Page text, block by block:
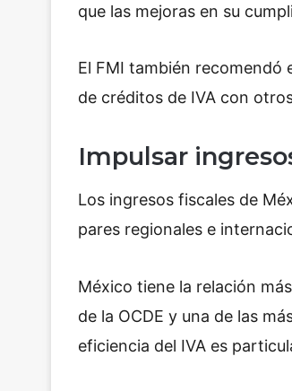
que las mejoras en su
El FMI también recomendó
de créditos de IVA con
Impulsar
Los ingresos fiscales de
pares regionales e
México tiene la relación
de la OCDE y una de las
eficiencia del IVA es